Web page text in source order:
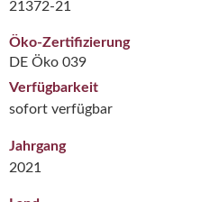
21372-21
Öko-Zertifizierung
DE Öko 039
Verfügbarkeit
sofort verfügbar
Jahrgang
2021